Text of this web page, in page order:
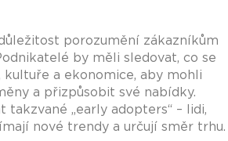
porozumění zákazníkům
by měli sledovat, co se
kultuře a ekonomice, aby mohli
a přizpůsobit své nabídky.
takzvané „early adopters“ – lidi,
nové trendy a určují směr trhu.